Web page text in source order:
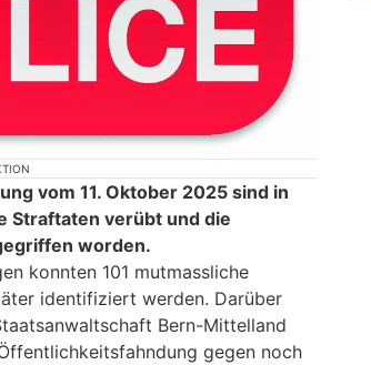
vom 11. Oktober 2025 sind in
Straftaten verübt und die
worden.
konnten 101 mutmassliche
identifiziert werden. Darüber
Bern-Mittelland
gegen noch